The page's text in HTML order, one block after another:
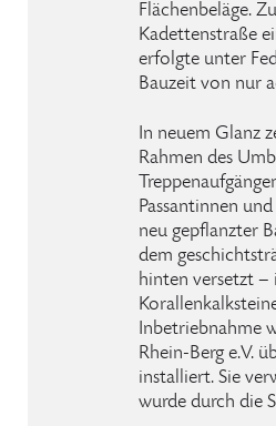
Flächenbeläge.
Kadettenstraße
erfolgte unter
Bauzeit von nur
In neuem Glanz
Rahmen des
Passantinnen
neu gepflanzter
dem
hinten versetzt –
Inbetriebnahme
Rhein-Berg e.V.
installiert. Sie
wurde durch die